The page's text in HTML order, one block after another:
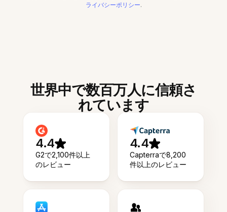
ライバシーポリシー.
世界中で数百万人に信頼さ
れています
4.4
G2で2,100件以上
のレビュー
4.4
Capterraで8,200
件以上のレビュー